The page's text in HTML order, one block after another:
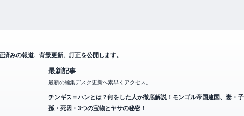
みの報道、背景更新、訂正を公開します。
最新記事
最新の編集デスク更新へ素早くアクセス。
チンギス＝ハンとは？何をした人か徹底解説！モンゴル帝国建国、妻・子
孫・死因・3つの宝物とヤサの秘密！